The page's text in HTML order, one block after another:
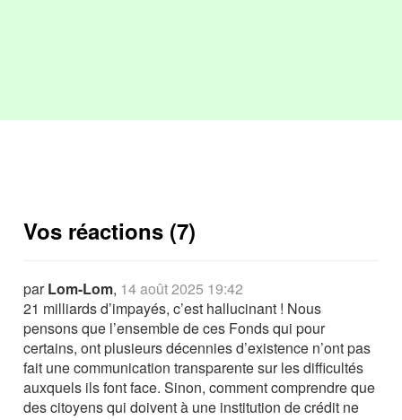
Vos réactions (7)
parLom-Lom, 14 août 2025 19:42
21 milliards d’impayés, c’est hallucinant ! Nous
pensons que l’ensemble de ces Fonds qui pour
certains, ont plusieurs décennies d’existence n’ont pas
fait une communication transparente sur les difficultés
auxquels ils font face. Sinon, comment comprendre que
des citoyens qui doivent à une institution de crédit ne